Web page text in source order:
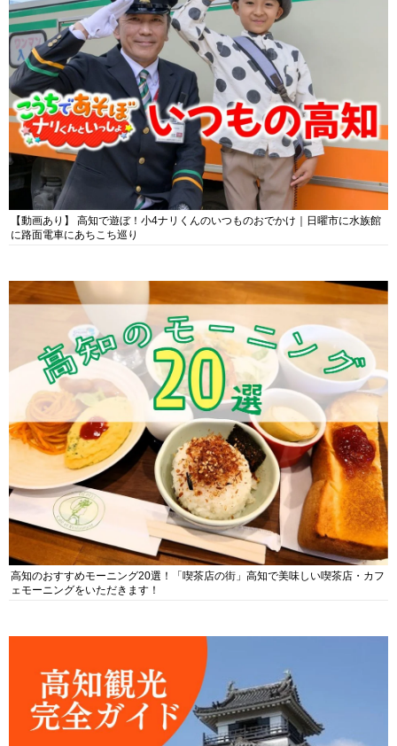
【動画あり】 高知で遊ぼ！小4ナリくんのいつものおでかけ｜日曜市に水族館
に路面電車にあちこち巡り
高知のおすすめモーニング20選！「喫茶店の街」高知で美味しい喫茶店・カフ
ェモーニングをいただきます！